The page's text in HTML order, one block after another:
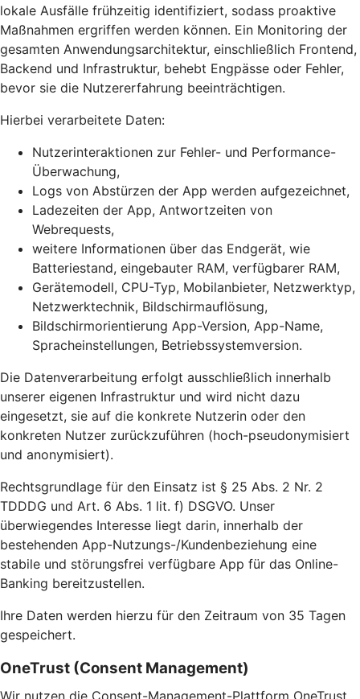
lokale Ausfälle frühzeitig identifiziert, sodass proaktive
Maßnahmen ergriffen werden können. Ein Monitoring der
gesamten Anwendungsarchitektur, einschließlich Frontend,
Backend und Infrastruktur, behebt Engpässe oder Fehler,
bevor sie die Nutzererfahrung beeinträchtigen.
Hierbei verarbeitete Daten:
Nutzerinteraktionen zur Fehler- und Performance-
Überwachung,
Logs von Abstürzen der App werden aufgezeichnet,
Ladezeiten der App, Antwortzeiten von
Webrequests,
weitere Informationen über das Endgerät, wie
Batteriestand, eingebauter RAM, verfügbarer RAM,
Gerätemodell, CPU-Typ, Mobilanbieter, Netzwerktyp,
Netzwerktechnik, Bildschirmauflösung,
Bildschirmorientierung App-Version, App-Name,
Spracheinstellungen, Betriebssystemversion.
Die Datenverarbeitung erfolgt ausschließlich innerhalb
unserer eigenen Infrastruktur und wird nicht dazu
eingesetzt, sie auf die konkrete Nutzerin oder den
konkreten Nutzer zurückzuführen (hoch-pseudonymisiert
und anonymisiert).
Rechtsgrundlage für den Einsatz ist § 25 Abs. 2 Nr. 2
TDDDG und Art. 6 Abs. 1 lit. f) DSGVO. Unser
überwiegendes Interesse liegt darin, innerhalb der
bestehenden App-Nutzungs-/Kundenbeziehung eine
stabile und störungsfrei verfügbare App für das Online-
Banking bereitzustellen.
Ihre Daten werden hierzu für den Zeitraum von 35 Tagen
gespeichert.
OneTrust (Consent Management)
Wir nutzen die Consent-Management-Plattform OneTrust,